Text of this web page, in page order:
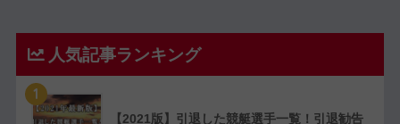
人気記事ランキング
1
【2021版】引退した競艇選手一覧！引退勧告